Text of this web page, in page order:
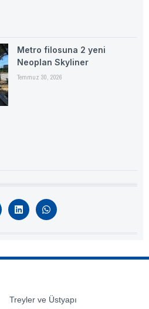
Metro filosuna 2 yeni
Neoplan Skyliner
Temmuz 30, 2026
Treyler ve Üstyapı